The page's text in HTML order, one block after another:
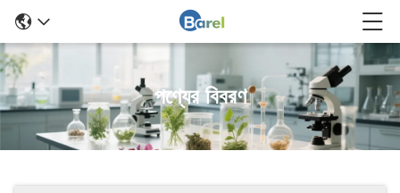
পণ্যের বিবরণ